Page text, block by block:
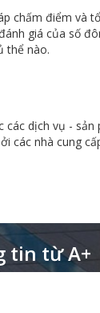
chấm điểm và
giá của số
thể nào.
các dịch vụ -
các nhà cung
tin từ A+